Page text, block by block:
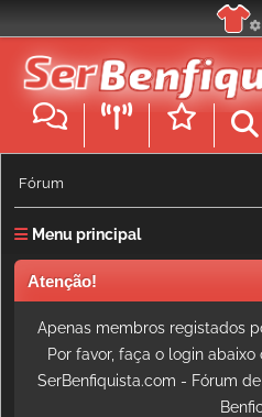
Fórum
Menu principal
Atenção!
Apenas membros registados
Por favor, faça o login abaixo
SerBenfiquista.com - Fórum